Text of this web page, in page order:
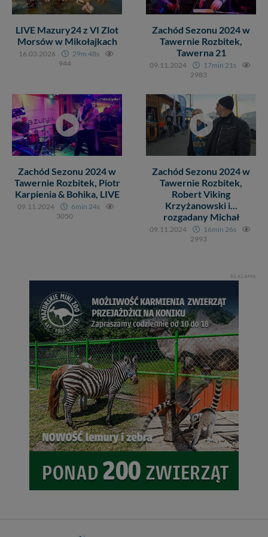
LIVE Mazury24 z VI Zlot
Morsów w Mikołajkach
16.03.2026
29m 48s
944
Zachód Sezonu 2024 w
Tawernie Rozbitek,
Tawerna 21
09.11.2024
17min 21s
2983
Zachód Sezonu 2024 w
Tawernie Rozbitek, Piotr
Karpienia & Bohika, LIVE
09.11.2024
6min 24s
3050
Zachód Sezonu 2024 w
Tawernie Rozbitek,
Robert Viking
Krzyżanowski i...
rozgadany Michał
09.11.2024
16min 26s
2993
REKLAMA
Twoich danych innym podmiotom oraz osobom
trzecim. Wyjątkiem jest sytuacja, gdy przekazanie
Twoich danych jest elementem usługi (przekazanie
danych z formularza kontaktowego, przekazanie danych
w przypadku rezerwacji usług typu: nocleg, czartery,
itp). Więcej informacji o zasadach i funkcjonalności
Administratorem Twoich danych jest: Agencja
Reklamowa Kreacja Monika Borkowska, z siedzibą ul.
Wiejska 17, 11-500 Giżycko. Możesz z nami
skontaktować się za pośrednictwem tejstrony.
W każdej chwili możesz: zażądać dostępu do swoich
danych, zażądać ich poprawienia lub usunięcia,
zabronić ich przetwarzania. Pamiętaj jednak, że nie
zawsze jest możliwe techniczne zrealizowanie Twoich
praw w odniesieniu do informacji zawartych w plikach
cookies. Twoja przeglądarka umożliwia Ci skasowanie
tych plików - w pewnych przypadkach nie możemy tego